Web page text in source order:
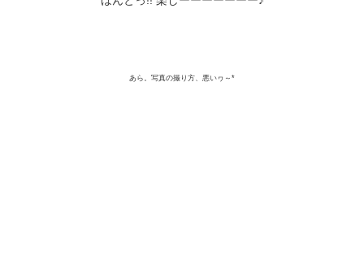
あら。写真の撮り方、悪いヮ～*